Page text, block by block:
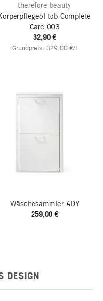
therefore beauty
tob Complete
Care 003
32,90 €
Grundpreis: 329,00 €/l
Wäschesammler ADY
259,00 €
DESIGN